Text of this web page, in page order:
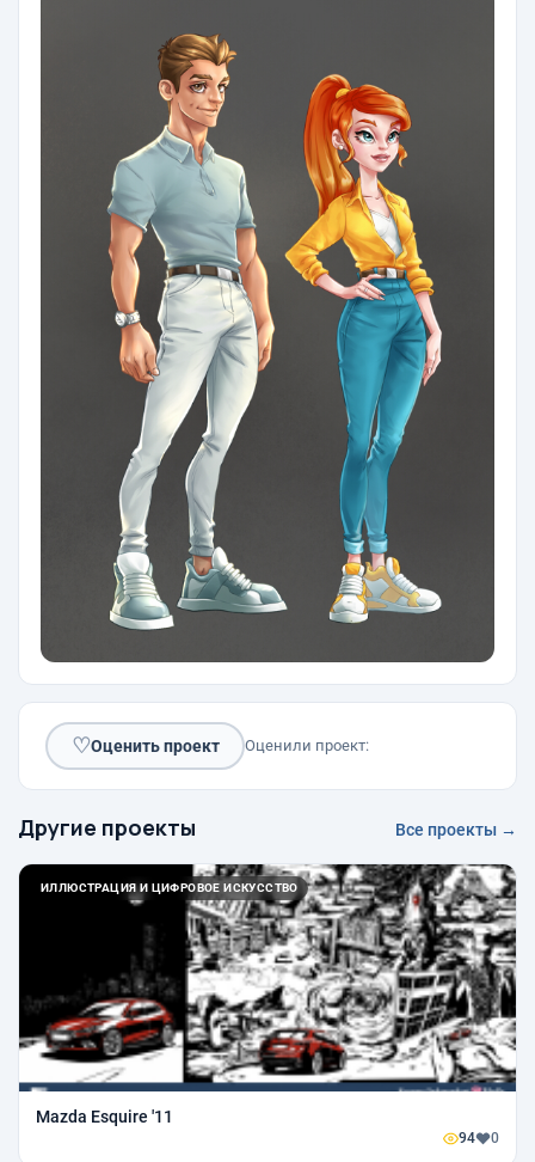
♡Оценить проект Оценили проект:
Другие проекты Все проекты →
ИЛЛЮСТРАЦИЯ И ЦИФРОВОЕ ИСКУССТВО
Mazda Esquire '11
94 0